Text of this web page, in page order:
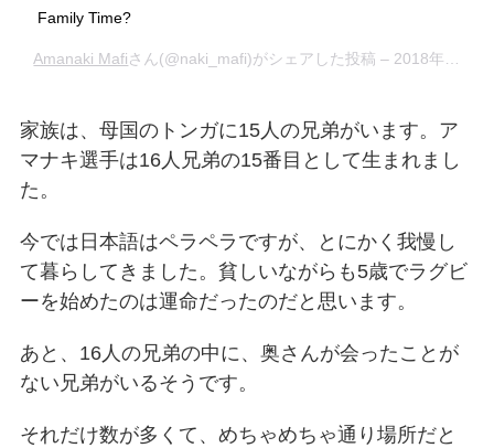
Family Time?
Amanaki Mafiさん(@naki_mafi)がシェアした投稿 – 2018年 6月月17日午後11時56分PDT
家族は、母国のトンガに15人の兄弟がいます。ア
マナキ選手は16人兄弟の15番目として生まれまし
た。
今では日本語はペラペラですが、とにかく我慢し
て暮らしてきました。貧しいながらも5歳でラグビ
ーを始めたのは運命だったのだと思います。
あと、16人の兄弟の中に、奥さんが会ったことが
ない兄弟がいるそうです。
それだけ数が多くて、めちゃめちゃ通り場所だと